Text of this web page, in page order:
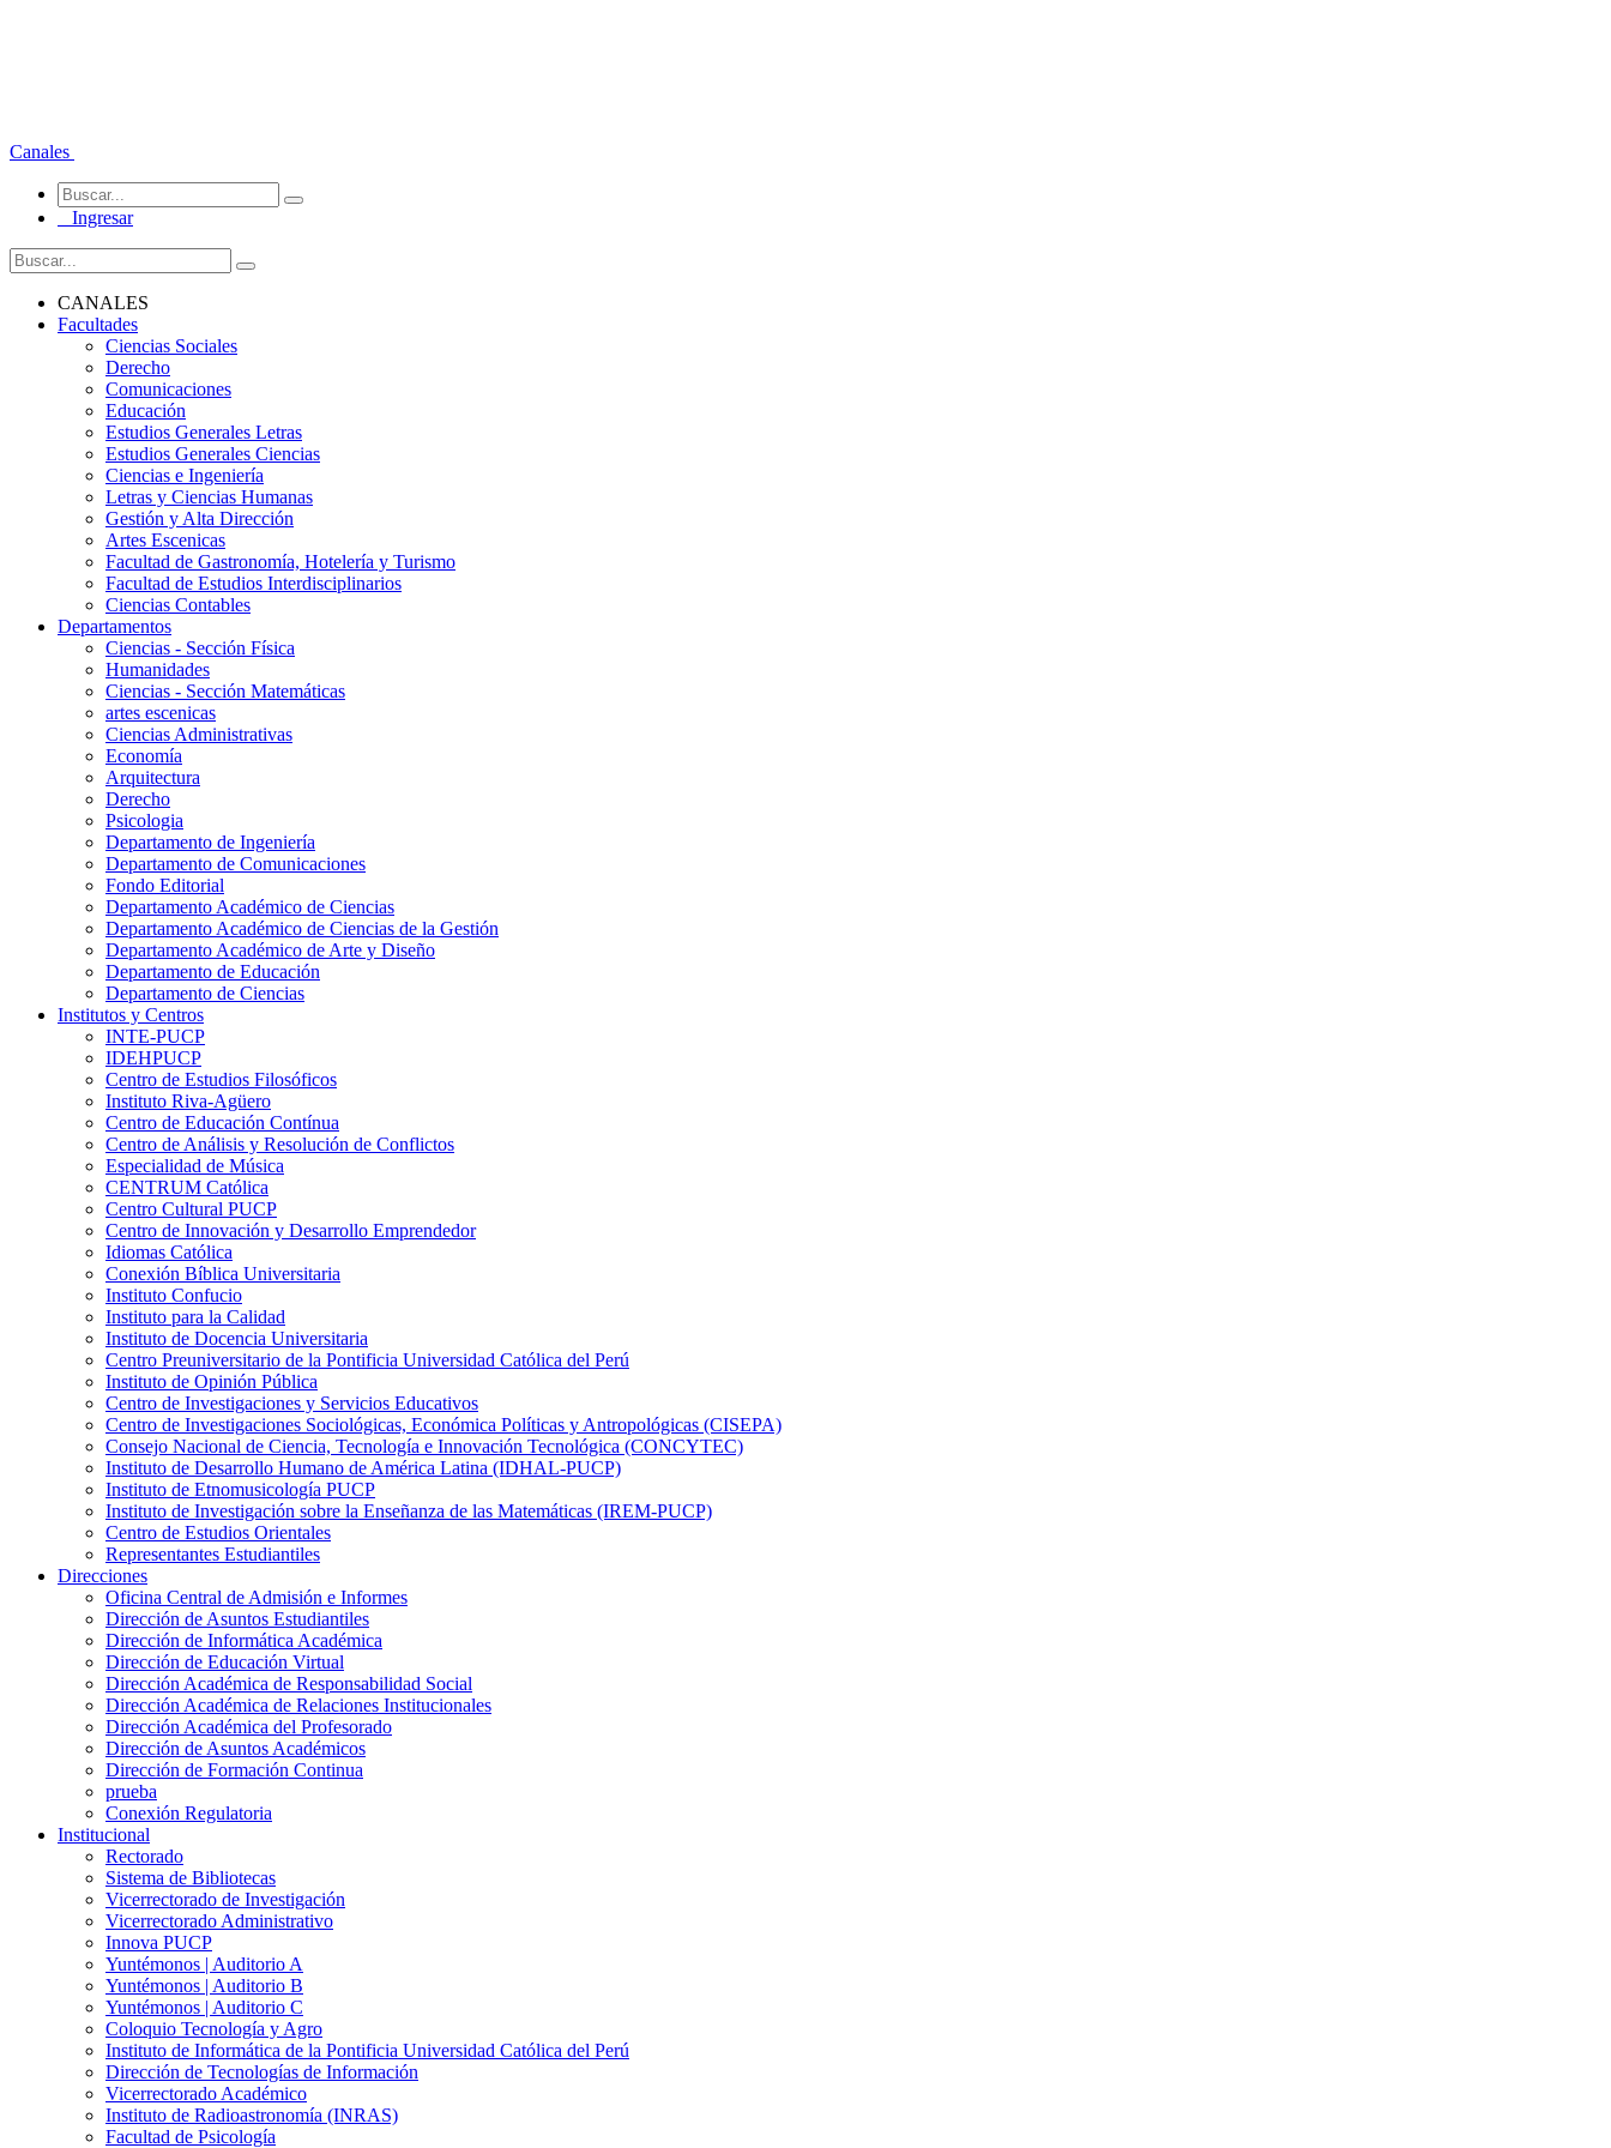
Canales
Ingresar
CANALES
Facultades
Ciencias Sociales
Derecho
Comunicaciones
Educación
Estudios Generales Letras
Estudios Generales Ciencias
Ciencias e Ingeniería
Letras y Ciencias Humanas
Gestión y Alta Dirección
Artes Escenicas
Facultad de Gastronomía, Hotelería y Turismo
Facultad de Estudios Interdisciplinarios
Ciencias Contables
Departamentos
Ciencias - Sección Física
Humanidades
Ciencias - Sección Matemáticas
artes escenicas
Ciencias Administrativas
Economía
Arquitectura
Derecho
Psicologia
Departamento de Ingeniería
Departamento de Comunicaciones
Fondo Editorial
Departamento Académico de Ciencias
Departamento Académico de Ciencias de la Gestión
Departamento Académico de Arte y Diseño
Departamento de Educación
Departamento de Ciencias
Institutos y Centros
INTE-PUCP
IDEHPUCP
Centro de Estudios Filosóficos
Instituto Riva-Agüero
Centro de Educación Contínua
Centro de Análisis y Resolución de Conflictos
Especialidad de Música
CENTRUM Católica
Centro Cultural PUCP
Centro de Innovación y Desarrollo Emprendedor
Idiomas Católica
Conexión Bíblica Universitaria
Instituto Confucio
Instituto para la Calidad
Instituto de Docencia Universitaria
Centro Preuniversitario de la Pontificia Universidad Católica del Perú
Instituto de Opinión Pública
Centro de Investigaciones y Servicios Educativos
Centro de Investigaciones Sociológicas, Económica Políticas y Antropológicas (CISEPA)
Consejo Nacional de Ciencia, Tecnología e Innovación Tecnológica (CONCYTEC)
Instituto de Desarrollo Humano de América Latina (IDHAL-PUCP)
Instituto de Etnomusicología PUCP
Instituto de Investigación sobre la Enseñanza de las Matemáticas (IREM-PUCP)
Centro de Estudios Orientales
Representantes Estudiantiles
Direcciones
Oficina Central de Admisión e Informes
Dirección de Asuntos Estudiantiles
Dirección de Informática Académica
Dirección de Educación Virtual
Dirección Académica de Responsabilidad Social
Dirección Académica de Relaciones Institucionales
Dirección Académica del Profesorado
Dirección de Asuntos Académicos
Dirección de Formación Continua
prueba
Conexión Regulatoria
Institucional
Rectorado
Sistema de Bibliotecas
Vicerrectorado de Investigación
Vicerrectorado Administrativo
Innova PUCP
Yuntémonos | Auditorio A
Yuntémonos | Auditorio B
Yuntémonos | Auditorio C
Coloquio Tecnología y Agro
Instituto de Informática de la Pontificia Universidad Católica del Perú
Dirección de Tecnologías de Información
Vicerrectorado Académico
Instituto de Radioastronomía (INRAS)
Facultad de Psicología